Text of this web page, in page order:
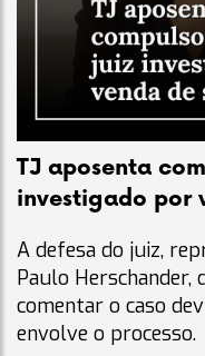
TJ aposenta
investigado por
A defesa do juiz,
Paulo Herschander,
comentar o caso
envolve o processo.